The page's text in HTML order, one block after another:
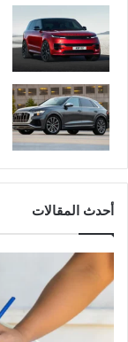
أحدث المقالات